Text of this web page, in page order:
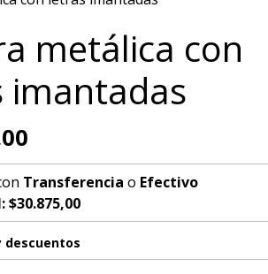
metálica con
imantadas
Transferencia o Efectivo
$30.875,00
descuentos